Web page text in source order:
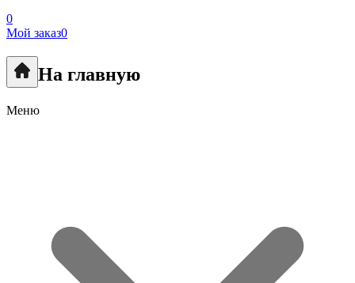
0
Мой заказ0
На главную
Меню